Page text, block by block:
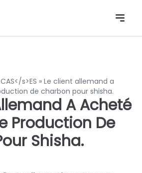
CAS</s>ES » Le client allemand a
de charbon pour shisha.
A Acheté
Production De
Shisha.